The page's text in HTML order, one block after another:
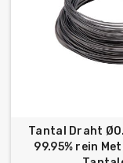
Tantal Draht
99.95% rein